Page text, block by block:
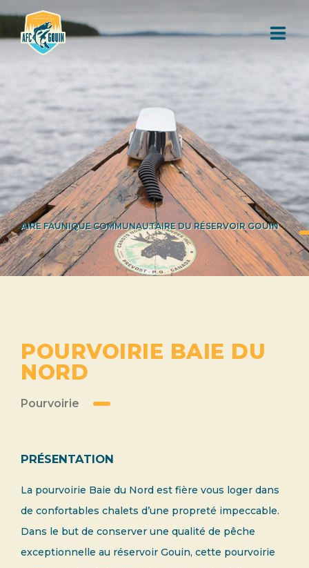
L'AIRE FAUNIQUE COMMUNAUTAIRE
RESSOURCES
AUTORISATION DE PÊCHE
AIRE FAUNIQUE COMMUNAUTAIRE DU RÉSERVOIR GOUIN
POURVOIRIE BAIE DU
NORD
Pourvoirie
PRÉSENTATION
La pourvoirie Baie du Nord est fière vous loger dans
de confortables chalets d’une propreté impeccable.
Dans le but de conserver une qualité de pêche
exceptionnelle au réservoir Gouin, cette pourvoirie